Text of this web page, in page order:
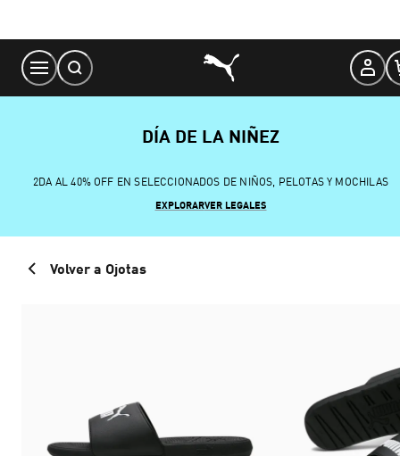
Content
DÍA DE LA NIÑEZ
2DA AL 40% OFF EN SELECCIONADOS DE NIÑOS, PELOTAS Y MOCHILAS
EXPLORARVER LEGALES
Volver a Ojotas